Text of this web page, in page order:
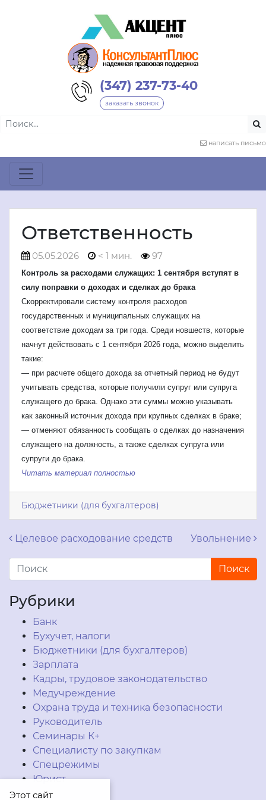
(347) 237-73-40
заказать звонок
написать письмо
Ответственность
05.05.2026 < 1 мин. 97
Контроль за расходами служащих: 1 сентября вступят в
силу поправки о доходах и сделках до брака
Скорректировали систему контроля расходов
государственных и муниципальных служащих на
соответствие доходам за три года. Среди новшеств, которые
начнут действовать с 1 сентября 2026 года, можно выделить
такие:
— при расчете общего дохода за отчетный период не будут
учитывать средства, которые получили супруг или супруга
служащего до брака. Однако эти суммы можно указывать
как законный источник дохода при крупных сделках в браке;
— отменяют обязанность сообщать о сделках до назначения
служащего на должность, а также сделках супруга или
супруги до брака.
Читать материал полностью
Бюджетники (для бухгалтеров)
Навигация по записям
Целевое расходование средств Увольнение
Рубрики
Банк
Бухучет, налоги
Бюджетники (для бухгалтеров)
Зарплата
Кадры, трудовое законодательство
Медучреждение
Охрана труда и техника безопасности
Руководитель
Семинары К+
Специалисту по закупкам
Спецрежимы
Юрист
Этот сайт